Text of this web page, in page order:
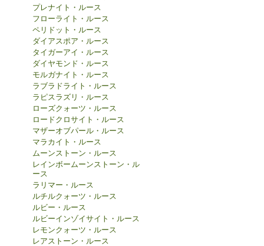
プレナイト・ルース
フローライト・ルース
ペリドット・ルース
ダイアスポア・ルース
タイガーアイ・ルース
ダイヤモンド・ルース
モルガナイト・ルース
ラブラドライト・ルース
ラピスラズリ・ルース
ローズクォーツ・ルース
ロードクロサイト・ルース
マザーオブパール・ルース
マラカイト・ルース
ムーンストーン・ルース
レインボームーンストーン・ル
ース
ラリマー・ルース
ルチルクォーツ・ルース
ルビー・ルース
ルビーインゾイサイト・ルース
レモンクォーツ・ルース
レアストーン・ルース